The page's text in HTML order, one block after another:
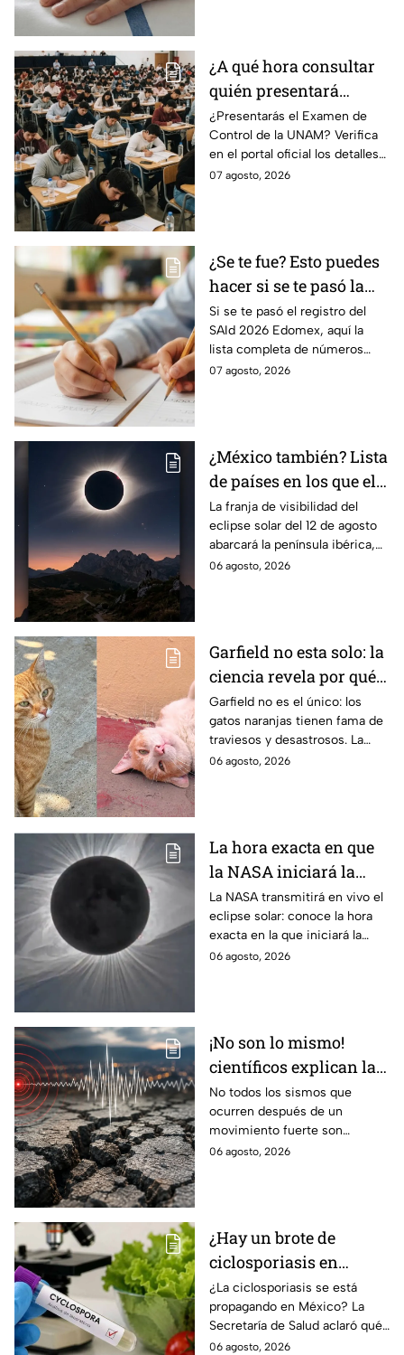
¿A qué hora consultar
quién presentará
examen de control?
¿Presentarás el Examen de
Control de la UNAM? Verifica
en el portal oficial los detalles
de tu cita y los puntajes
07 agosto, 2026
¿Se te fue? Esto puedes
hacer si se te pasó la
fecha de preinscripción
SAID Edomex 2026
Si se te pasó el registro del
SAId 2026 Edomex, aquí la
lista completa de números
telefónicos y correos de
07 agosto, 2026
¿México también? Lista
de países en los que el
12 de agosto se verá el
eclipse solar total y en
los que será parcial
La franja de visibilidad del
eclipse solar del 12 de agosto
abarcará la península ibérica,
por lo que solo podrá
06 agosto, 2026
Garfield no esta solo: la
ciencia revela por qué
los gatos naranjas
tienen tanta fama de
hacer "desastres"
Garfield no es el único: los
gatos naranjas tienen fama de
traviesos y desastrosos. La
ciencia explica qué hay detrás
06 agosto, 2026
La hora exacta en que
la NASA iniciará la
transmisión en vivo
del eclipse solar
La NASA transmitirá en vivo el
eclipse solar: conoce la hora
exacta en la que iniciará la
cobertura para no perderte de
06 agosto, 2026
¡No son lo mismo!
científicos explican las
diferencias entre
enjambre sísmico y
réplicas
No todos los sismos que
ocurren después de un
movimiento fuerte son
réplicas. Científicos explican
06 agosto, 2026
¿Hay un brote de
ciclosporiasis en
México? Salud rompe
el silencio tras 33 casos
detectados
¿La ciclosporiasis se está
propagando en México? La
Secretaría de Salud aclaró qué
ocurre tras la detección de 33
06 agosto, 2026